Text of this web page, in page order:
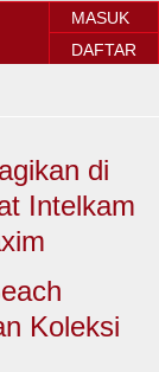
MASUK
DAFTAR
Sorot Makassar
Sorot Sulsel
Sorot Regional
Sorot Nasional
di
Intelkam
Koleksi